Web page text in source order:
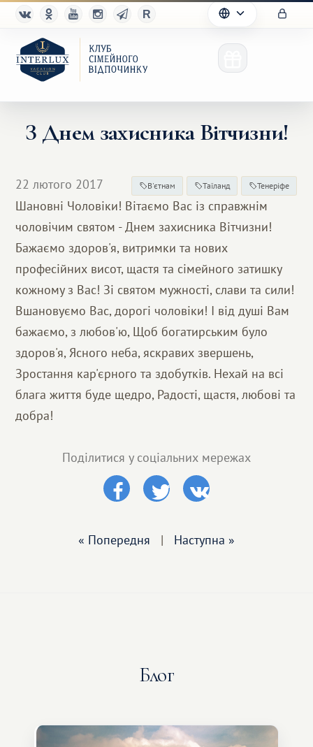
Переваги
Партнерам
Благотворительность
З Днем захисника Вітчизни!
22 лютого 2017 В'єтнам Таїланд Тенеріфе
Шановні Чоловіки! Вітаємо Вас із справжнім
чоловічим святом - Днем захисника Вітчизни!
Бажаємо здоров'я, витримки та нових
професійних висот, щастя та сімейного затишку
кожному з Вас! Зі святом мужності, слави та сили!
Вшановуємо Вас, дорогі чоловіки! І від душі Вам
бажаємо, з любов'ю, Щоб богатирським було
здоров'я, Ясного неба, яскравих звершень,
Зростання кар'єрного та здобутків. Нехай на всі
блага життя буде щедро, Радості, щастя, любові та
добра!
Поділитися у соціальних мережах
« Попередня | Наступна »
Блог